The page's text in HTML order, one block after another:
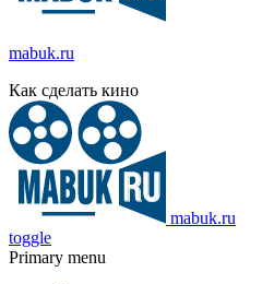
mabuk.ru
Как сделать кино
mabuk.ru
toggle
Primary menu